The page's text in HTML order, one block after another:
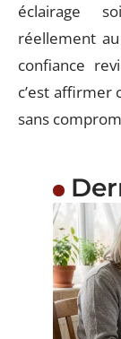
éclairage
réellement
confiance
c’est affirmer
sans